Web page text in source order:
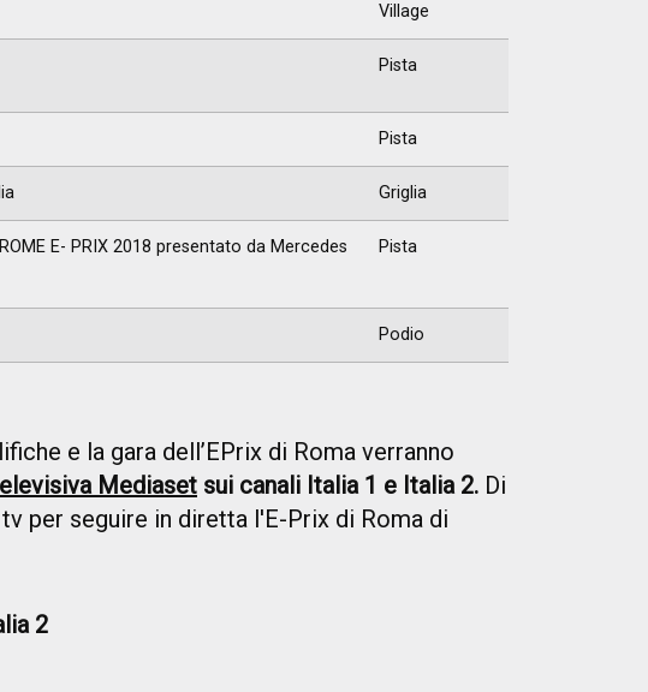
Village
Pista
Pista
Griglia
E- PRIX 2018 presentato da Mercedes
Pista
Podio
e la gara dell’EPrix di Roma verranno
Mediaset sui canali Italia 1 e Italia 2. Di
per seguire in diretta l'E-Prix di Roma di
2